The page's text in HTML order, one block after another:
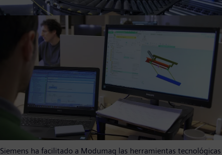
Siemens ha facilitado a Modumaq las herramientas tecnológicas